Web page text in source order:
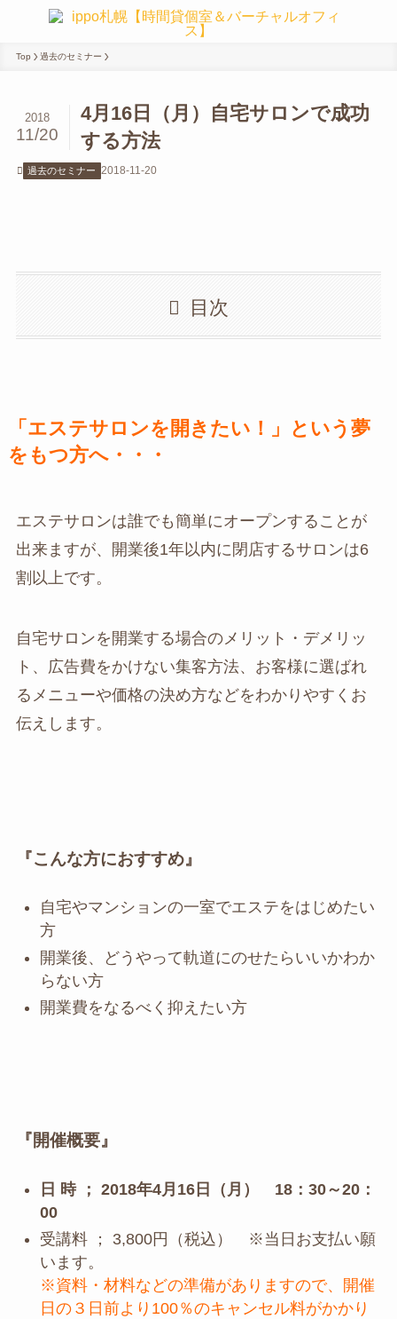
Top 過去のセミナー
4月16日（月）自宅サロンで成功
する方法
2018
11/20
過去のセミナー 2018-11-20
目次
「エステサロンを開きたい！」という夢
をもつ方へ・・・
エステサロンは誰でも簡単にオープンすることが
出来ますが、開業後1年以内に閉店するサロンは6
割以上です。
自宅サロンを開業する場合のメリット・デメリッ
ト、広告費をかけない集客方法、お客様に選ばれ
るメニューや価格の決め方などをわかりやすくお
伝えします。
『こんな方におすすめ』
自宅やマンションの一室でエステをはじめたい
方
開業後、どうやって軌道にのせたらいいかわか
らない方
開業費をなるべく抑えたい方
『開催概要』
日 時 ； 2018年4月16日（月） 18：30～20：
00
受講料 ； 3,800円（税込） ※当日お支払い願
います。
※資料・材料などの準備がありますので、開催
日の３日前より100％のキャンセル料がかかり